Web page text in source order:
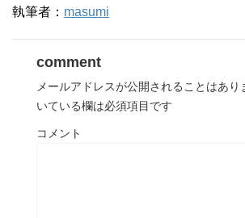
執筆者： masumi
comment
メールアドレスが公開されることはあり
いている欄は必須項目です
コメント